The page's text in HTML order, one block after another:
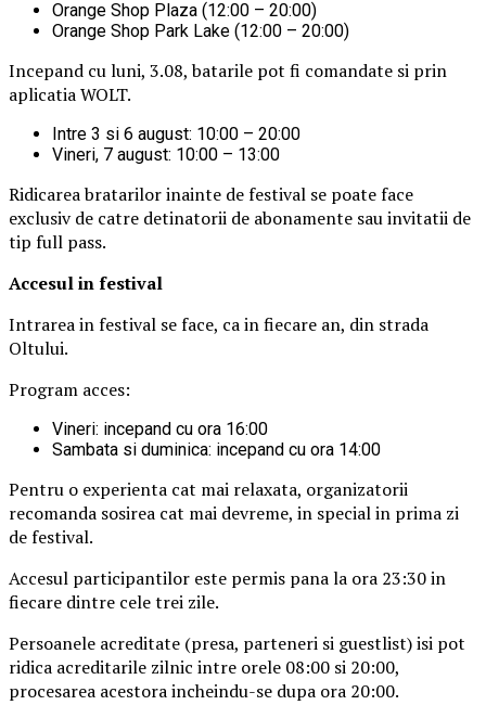
Orange Shop Plaza (12:00 – 20:00)
Orange Shop Park Lake (12:00 – 20:00)
Incepand cu luni, 3.08, batarile pot fi comandate si prin
aplicatia WOLT.
Intre 3 si 6 august: 10:00 – 20:00
Vineri, 7 august: 10:00 – 13:00
Ridicarea bratarilor inainte de festival se poate face
exclusiv de catre detinatorii de abonamente sau invitatii de
tip full pass.
Accesul in festival
Intrarea in festival se face, ca in fiecare an, din strada
Oltului.
Program acces:
Vineri: incepand cu ora 16:00
Sambata si duminica: incepand cu ora 14:00
Pentru o experienta cat mai relaxata, organizatorii
recomanda sosirea cat mai devreme, in special in prima zi
de festival.
Accesul participantilor este permis pana la ora 23:30 in
fiecare dintre cele trei zile.
Persoanele acreditate (presa, parteneri si guestlist) isi pot
ridica acreditarile zilnic intre orele 08:00 si 20:00,
procesarea acestora incheindu-se dupa ora 20:00.